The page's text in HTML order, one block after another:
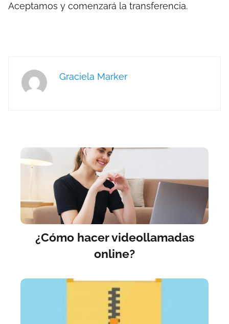
Aceptamos y comenzará la transferencia.
Graciela Marker
¿Cómo hacer videollamadas
online?